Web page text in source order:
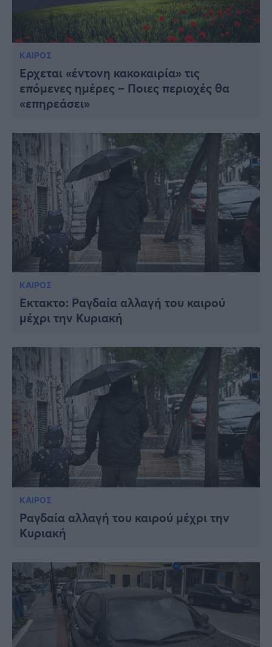
ΚΑΙΡΟΣ
Έρχεται «έντονη κακοκαιρία» τις
επόμενες ημέρες – Ποιες περιοχές θα
«επηρεάσει»
ΚΑΙΡΟΣ
Έκτακτο: Ραγδαία αλλαγή του καιρού
μέχρι την Κυριακή
ΚΑΙΡΟΣ
Ραγδαία αλλαγή του καιρού μέχρι την
Κυριακή